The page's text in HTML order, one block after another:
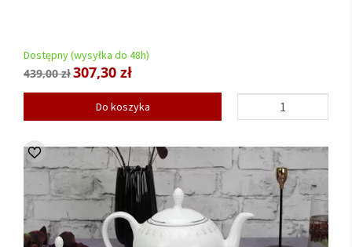
Dostępny (wysyłka do 48h)
439,00 zł307,30 zł
Do koszyka